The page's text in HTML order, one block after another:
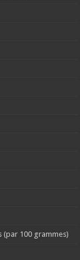
(par 100 grammes)